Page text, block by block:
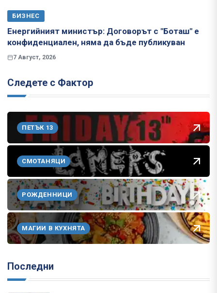
БИЗНЕС
Енергийният министър: Договорът с "Боташ" е
конфиденциален, няма да бъде публикуван
7 Август, 2026
Следете с Фактор
ПЕТЪК 13
СМОТАНЯЦИ
РОЖДЕННИЦИ
МАГИИ В КУХНЯТА
Последни